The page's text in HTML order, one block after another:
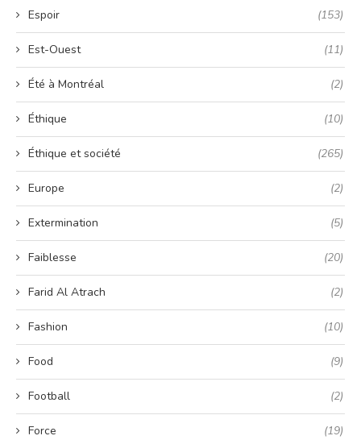
Espoir (153)
Est-Ouest (11)
Été à Montréal (2)
Éthique (10)
Éthique et société (265)
Europe (2)
Extermination (5)
Faiblesse (20)
Farid Al Atrach (2)
Fashion (10)
Food (9)
Football (2)
Force (19)